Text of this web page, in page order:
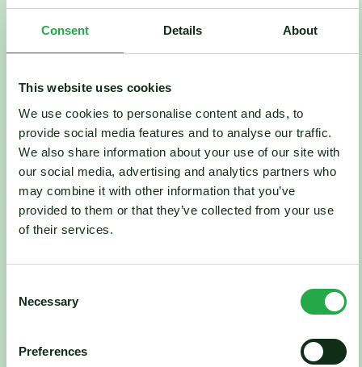
Consent Details About
This website uses cookies
We use cookies to personalise content and ads, to
provide social media features and to analyse our traffic.
We also share information about your use of our site with
our social media, advertising and analytics partners who
may combine it with other information that you’ve
provided to them or that they’ve collected from your use
of their services.
Selection
Necessary
Preferences
Laminaatvloer
Met een breed scala aan ontwerpen, texturen
oplossing voor elke ruimte in huis.
Ontdek
stijlvolle optie voor elk interieur. Marmoleum is